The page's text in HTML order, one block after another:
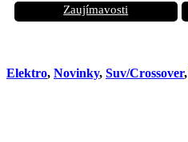
Zaujímavosti
Elektro, Novinky, Suv/Crossover,